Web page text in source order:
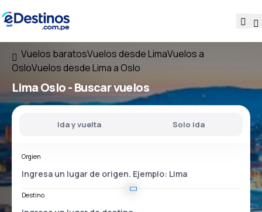
Vuelos baratosVuelos desde LimaVuelos a
OsloVuelos desde Lima a Oslo
Lima Oslo- Buscar vuelos
Ida y vuelta Solo ida
Orgien
Destino